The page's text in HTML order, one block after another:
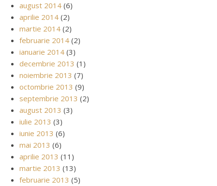
august 2014 (6)
aprilie 2014 (2)
martie 2014 (2)
februarie 2014 (2)
ianuarie 2014 (3)
decembrie 2013 (1)
noiembrie 2013 (7)
octombrie 2013 (9)
septembrie 2013 (2)
august 2013 (3)
iulie 2013 (3)
iunie 2013 (6)
mai 2013 (6)
aprilie 2013 (11)
martie 2013 (13)
februarie 2013 (5)